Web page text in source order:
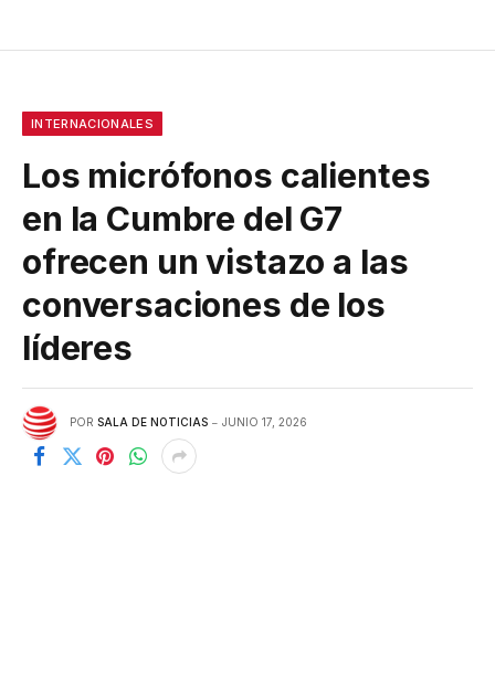
INTERNACIONALES
Los micrófonos calientes
en la Cumbre del G7
ofrecen un vistazo a las
conversaciones de los
líderes
POR SALA DE NOTICIAS JUNIO 17, 2026